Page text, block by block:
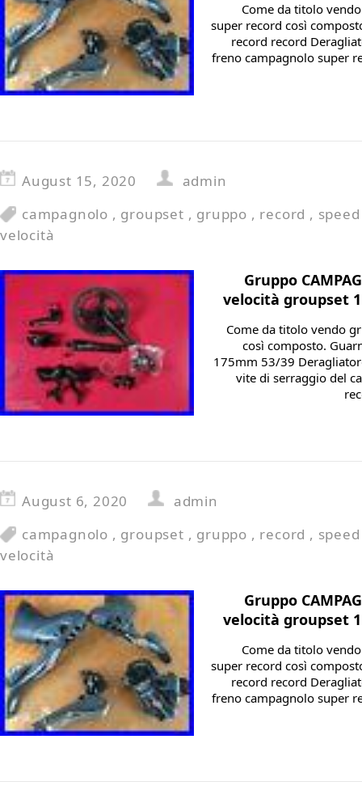
Come da titolo
super record così
record record
freno campagnolo super
August 15, 2020
admin
campagnolo , groupset , gruppo , record , speed
velocità
Gruppo
velocità groupset
Come da titolo vendo
così composto.
175mm 53/39
vite di serraggio del
August 6, 2020
admin
campagnolo , groupset , gruppo , record , speed
velocità
Gruppo
velocità groupset
Come da titolo
super record così
record record
freno campagnolo super